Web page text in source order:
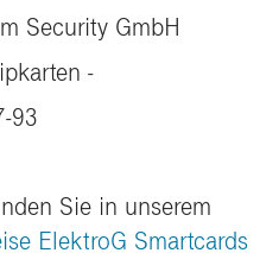
Security GmbH
-
93
Sie in unserem
ElektroG Smartcards